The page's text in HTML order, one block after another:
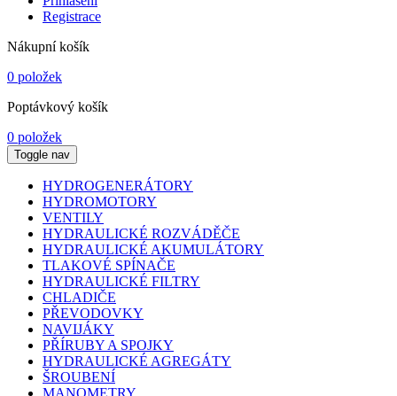
Registrace
Nákupní košík
0 položek
Poptávkový košík
0 položek
Toggle nav
HYDROGENERÁTORY
HYDROMOTORY
VENTILY
HYDRAULICKÉ ROZVÁDĚČE
HYDRAULICKÉ AKUMULÁTORY
TLAKOVÉ SPÍNAČE
HYDRAULICKÉ FILTRY
CHLADIČE
PŘEVODOVKY
NAVIJÁKY
PŘÍRUBY A SPOJKY
HYDRAULICKÉ AGREGÁTY
ŠROUBENÍ
MANOMETRY